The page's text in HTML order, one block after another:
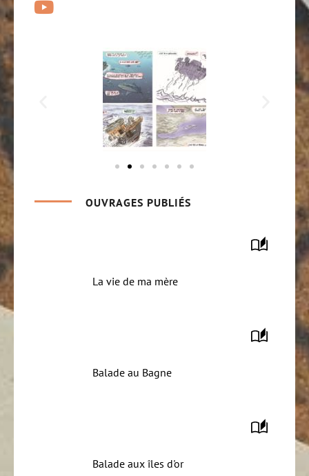
OUVRAGES PUBLIÉS
La vie de ma mère
Balade au Bagne
Balade aux îles d'or